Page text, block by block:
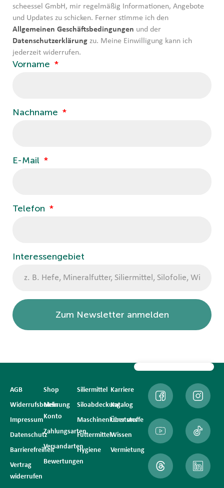
scheessel GmbH, mir regelmäßig Informationen, Angebote
und Updates zu schicken. Ferner stimme ich den
Allgemeinen Geschäftsbedingungen und der
Datenschutzerklärung zu. Meine Einwilligung kann ich
jederzeit widerrufen.
Vorname
Nachname
E-Mail
Telefon
Interessengebiet
Zum Newsletter anmelden
AGB
Widerrufsbelehrung
Impressum
Datenschutz
Barrierefreiheit
Vertrag
widerrufen
Shop
Mein
Konto
Zahlungsarten
Versandarten
Bewertungen
Siliermittel
Siloabdeckung
Maschinenkunststoffe
Futtermittel
Hygiene
Karriere
Katalog
Über uns
Wissen
Vermietung